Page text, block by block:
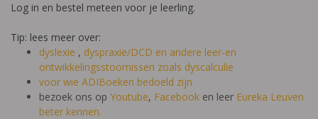
Log in en bestel meteen voor je leerling.
Tip: lees meer over:
dyslexie , dyspraxie/DCD en andere leer-en
ontwikkelingsstoornissen zoals dyscalculie
voor wie ADIBoeken bedoeld zijn
bezoek ons op Youtube, Facebook en leer Eureka Leuven
beter kennen.